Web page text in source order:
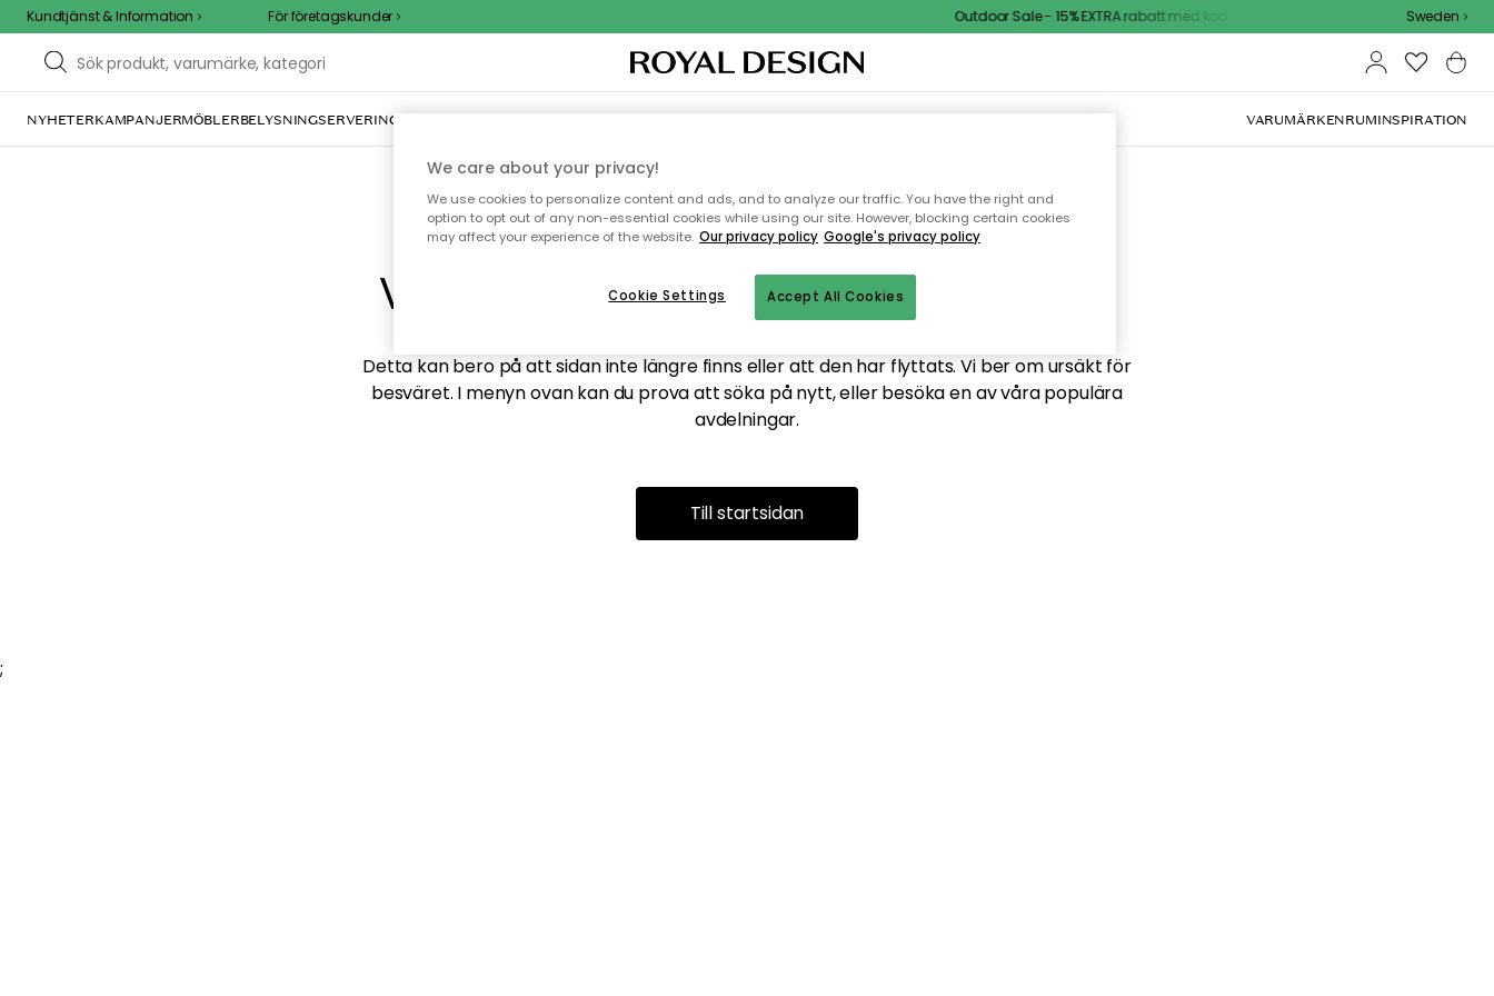
Kundtjänst & Information För företagskunder Outdoor Sale - 15% EXTRA rabatt med kod Sweden
NYHETERKAMPANJERMÖBLERBELYSNINGSERVERING INREDNINGTEXTIL & MATTORKÖKETFÖRVARINGUTEMÖBLER VARUMÄRKENRUMINSPIRATION
Vi hittar tyvärr inte sidan du söker
Detta kan bero på att sidan inte längre finns eller att den har flyttats. Vi ber om ursäkt för
besväret. I menyn ovan kan du prova att söka på nytt, eller besöka en av våra populära
avdelningar.
Till startsidan
;
We care about your privacy!
We use cookies to personalize content and ads, and to analyze our traffic. You have the right and
option to opt out of any non-essential cookies while using our site. However, blocking certain cookies
may affect your experience of the website. Our privacy policy Google's privacy policy
Accept All Cookies
Cookie Settings